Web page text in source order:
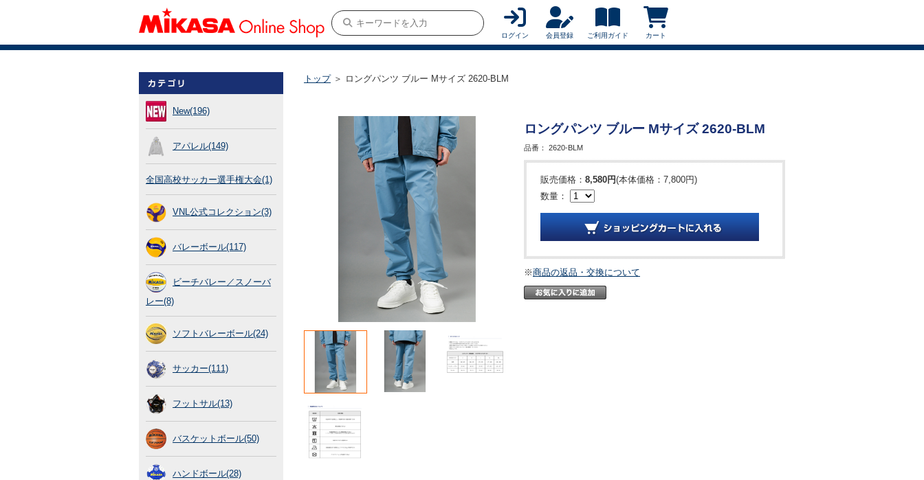
ログイン 会員登録 ご利用ガイド カート
New(196)
アパレル(149)
全国高校サッカー選手権大会(1)
VNL公式コレクション(3)
バレーボール(117)
ビーチバレー／スノーバ
レー(8)
ソフトバレーボール(24)
サッカー(111)
フットサル(13)
バスケットボール(50)
ハンドボール(28)
トップ＞ ロングパンツ ブルー Mサイズ 2620-BLM
ロングパンツ ブルー Mサイズ 2620-BLM
品番： 2620-BLM
販売価格： 8,580円(本体価格：7,800円)
数量：
※商品の返品・交換について